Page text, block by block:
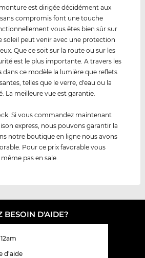
est dirigée décidément aux
sans compromis font une touche
vous êtes bien sûr sur
soleil peut venir avec une protection
Que ce soit sur la route ou sur les
est le plus importante. A travers les
dans ce modèle la lumière que reflets
telles que le verre, d'eau ou la
La meilleure vue est garantie.
Si vous commandez maintenant
express, nous pouvons garantir la
notre boutique en ligne nous avons
Pour ce prix favorable vous
pas en sale.
BESOIN D'AIDE?
d'aide